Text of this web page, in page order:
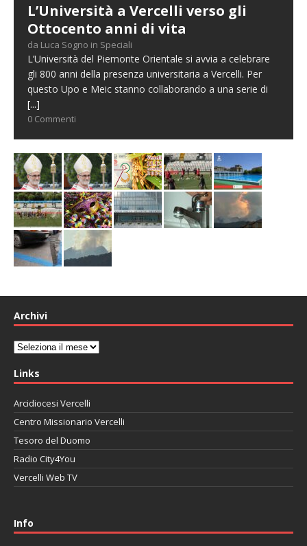
L’Università a Vercelli verso gli
Ottocento anni di vita
da Luca Sogno in Speciali
L’Università del Piemonte Orientale si avvia a celebrare
gli 800 anni della presenza universitaria a Vercelli. Per
questo Upo e Meic stanno collaborando a una serie di
[...]
0 Commenti
Archivi
Archivi
Links
Arcidiocesi Vercelli
Centro Missionario Vercelli
Tesoro del Duomo
Radio City4You
Vercelli Web TV
Info